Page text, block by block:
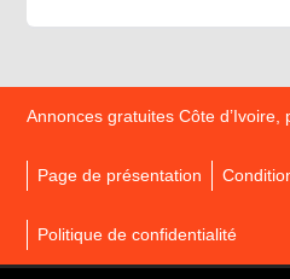
Annonces gratuites Côte d’Ivoire,
Page de présentation
Politique de confidentialité